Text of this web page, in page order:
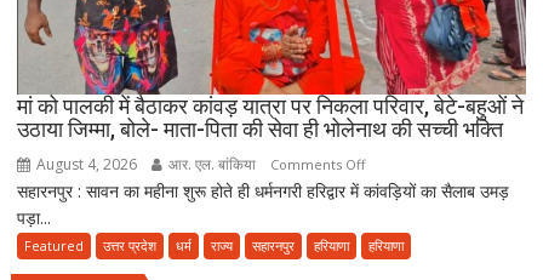
मोहल्ले
की
मस्जिद
में
पढ़ें
नमाज,
ही
मां को पालकी में बैठाकर कांवड़ यात्रा पर निकला परिवार, बेटे-बहुओं ने
उठाया जिम्मा, बोले- माता-पिता की सेवा ही भोलेनाथ की सच्ची भक्ति
August 4, 2026 आर. एल. बांकिया Comments Offon
मां
पालकी
सहारनपुर : सावन का महीना शुरू होते ही धर्मनगरी हरिद्वार में कांवड़ियों का सैलाब उमड़
पड़ा...
Featured उत्तर प्रदेश धर्म राज्य सहारनपुर हरियाणा हरियाणा